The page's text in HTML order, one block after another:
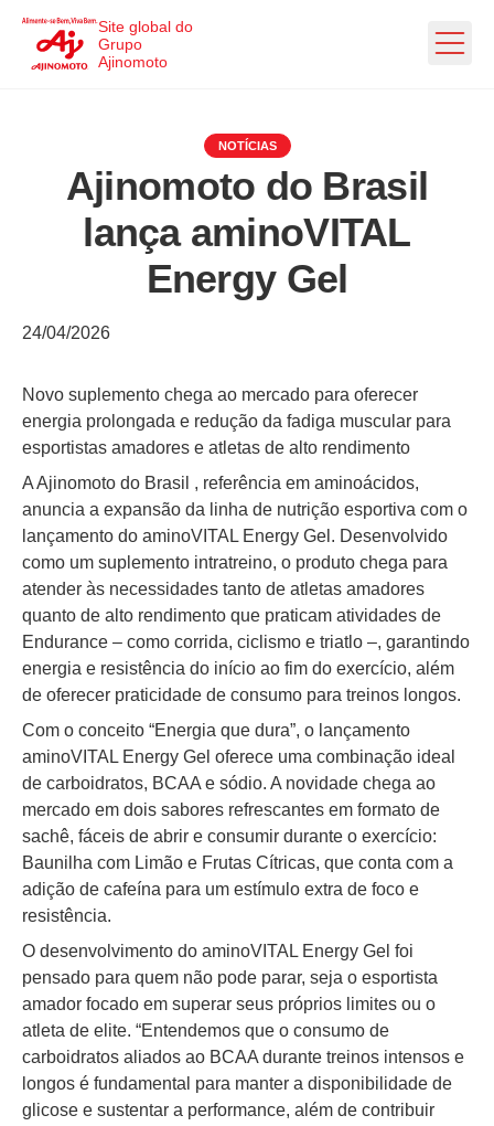
Site global do
Grupo
Ajinomoto
NOTÍCIAS
Ajinomoto do Brasil
lança aminoVITAL
Energy Gel
24/04/2026
Novo suplemento chega ao mercado para oferecer
energia prolongada e redução da fadiga muscular para
esportistas amadores e atletas de alto rendimento
A Ajinomoto do Brasil , referência em aminoácidos,
anuncia a expansão da linha de nutrição esportiva com o
lançamento do aminoVITAL Energy Gel. Desenvolvido
como um suplemento intratreino, o produto chega para
atender às necessidades tanto de atletas amadores
quanto de alto rendimento que praticam atividades de
Endurance – como corrida, ciclismo e triatlo –, garantindo
energia e resistência do início ao fim do exercício, além
de oferecer praticidade de consumo para treinos longos.
Com o conceito “Energia que dura”, o lançamento
aminoVITAL Energy Gel oferece uma combinação ideal
de carboidratos, BCAA e sódio. A novidade chega ao
mercado em dois sabores refrescantes em formato de
sachê, fáceis de abrir e consumir durante o exercício:
Baunilha com Limão e Frutas Cítricas, que conta com a
adição de cafeína para um estímulo extra de foco e
resistência.
O desenvolvimento do aminoVITAL Energy Gel foi
pensado para quem não pode parar, seja o esportista
amador focado em superar seus próprios limites ou o
atleta de elite. “Entendemos que o consumo de
carboidratos aliados ao BCAA durante treinos intensos e
longos é fundamental para manter a disponibilidade de
glicose e sustentar a performance, além de contribuir